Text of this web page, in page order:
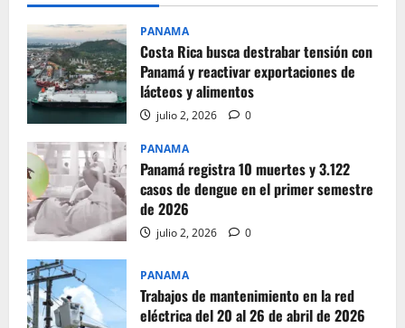
PANAMA
Costa Rica busca destrabar tensión con
Panamá y reactivar exportaciones de
lácteos y alimentos
julio 2, 2026 0
PANAMA
Panamá registra 10 muertes y 3.122
casos de dengue en el primer semestre
de 2026
julio 2, 2026 0
PANAMA
Trabajos de mantenimiento en la red
eléctrica del 20 al 26 de abril de 2026